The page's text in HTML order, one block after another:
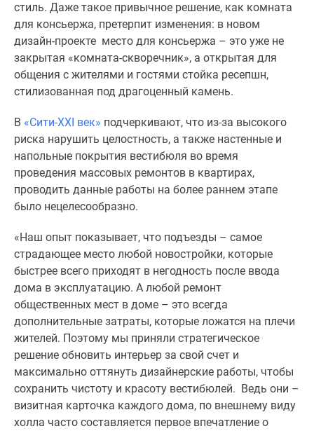
программы
Медиа
Новости
недвижимости
Мнение
Аналитика
рынка
Покупателю
Экспертиза
новостроек
Эксперты
авторы
проекте
Контакты
Реклама
сайте
Дзен
Машино-
места
Апартаменты
стиль. Даже такое привычное решение, как комната
для консьержа, претерпит изменения: в новом
дизайн-проекте место для консьержа – это уже не
закрытая «комната-скворечник», а открытая для
общения с жителями и гостями стойка ресепшн,
стилизованная под драгоценный камень.
В «Сити-XXI век» подчеркивают, что из-за высокого
риска нарушить целостность, а также настенные и
напольные покрытия вестибюля во время
проведения массовых ремонтов в квартирах,
проводить данные работы на более раннем этапе
было нецелесообразно.
«Наш опыт показывает, что подъезды – самое
страдающее место любой новостройки, которые
быстрее всего приходят в негодность после ввода
дома в эксплуатацию. А любой ремонт
общественных мест в доме – это всегда
дополнительные затраты, которые ложатся на плечи
жителей. Поэтому мы приняли стратегическое
решение обновить интерьер за свой счет и
максимально оттянуть дизайнерские работы, чтобы
сохранить чистоту и красоту вестибюлей. Ведь они –
визитная карточка каждого дома, по внешнему виду
холла часто составляется первое впечатление о